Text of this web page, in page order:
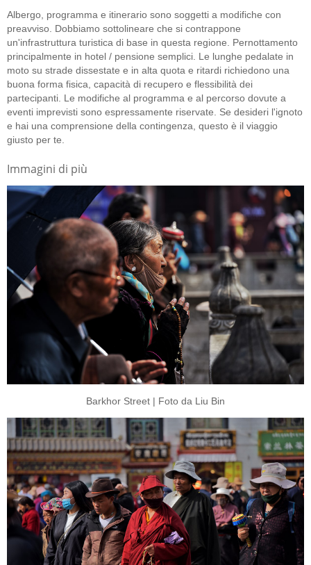
Albergo, programma e itinerario sono soggetti a modifiche con
preavviso. Dobbiamo sottolineare che si contrappone
un'infrastruttura turistica di base in questa regione. Pernottamento
principalmente in hotel / pensione semplici. Le lunghe pedalate in
moto su strade dissestate e in alta quota e ritardi richiedono una
buona forma fisica, capacità di recupero e flessibilità dei
partecipanti. Le modifiche al programma e al percorso dovute a
eventi imprevisti sono espressamente riservate. Se desideri l'ignoto
e hai una comprensione della contingenza, questo è il viaggio
giusto per te.
Immagini di più
Barkhor Street | Foto da Liu Bin